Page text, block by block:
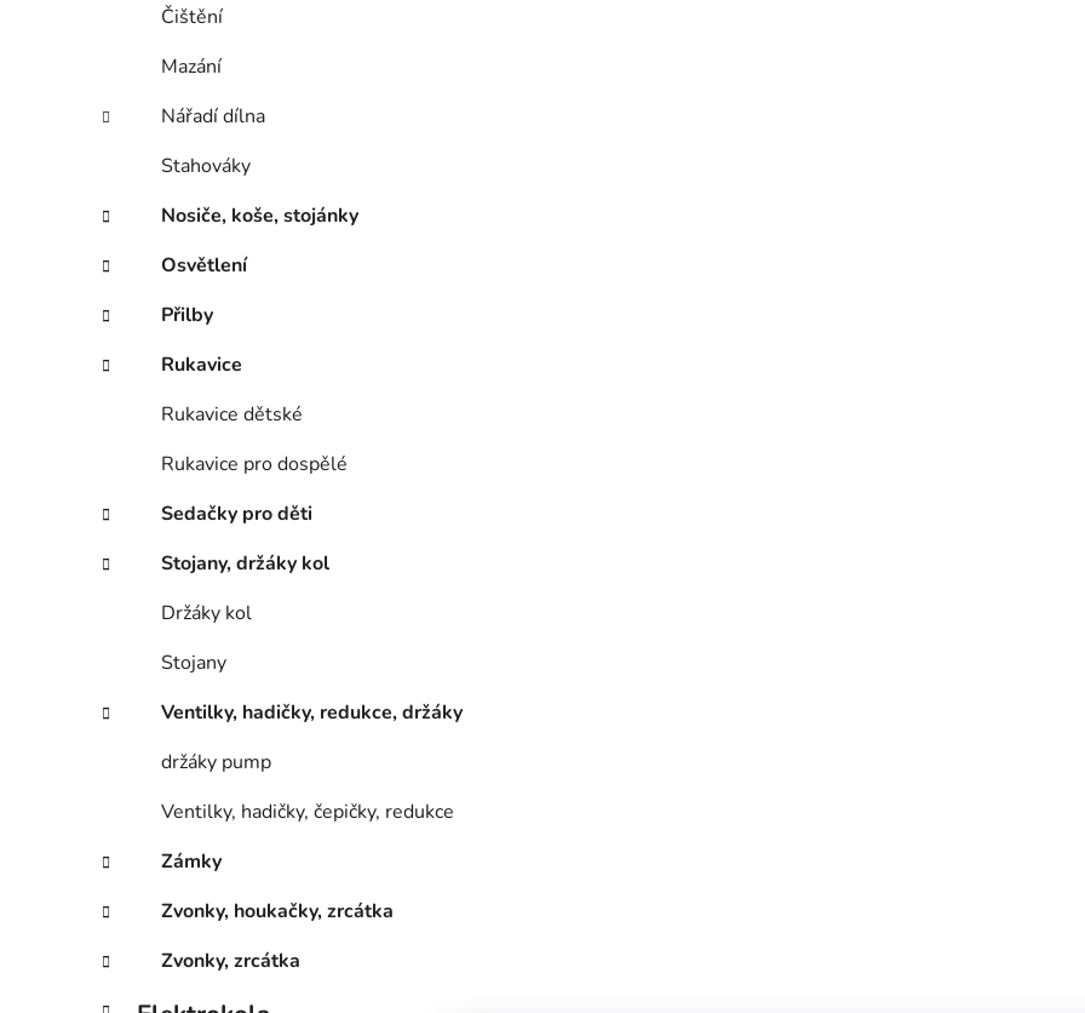
Čištění
Mazání
Nářadí dílna
Stahováky
Nosiče, koše, stojánky
Osvětlení
Přilby
Rukavice
Rukavice dětské
Rukavice pro dospělé
Sedačky pro děti
Stojany, držáky kol
Držáky kol
Stojany
Ventilky, hadičky, redukce, držáky
držáky pump
Ventilky, hadičky, čepičky, redukce
Zámky
Zvonky, houkačky, zrcátka
Zvonky, zrcátka